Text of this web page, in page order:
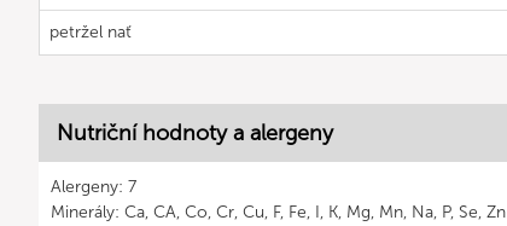
petržel nať
Nutriční hodnoty a alergeny
Alergeny: 7
Minerály: Ca, CA, Co, Cr, Cu, F, Fe, I, K, Mg, Mn, Na, P, Se, Zn